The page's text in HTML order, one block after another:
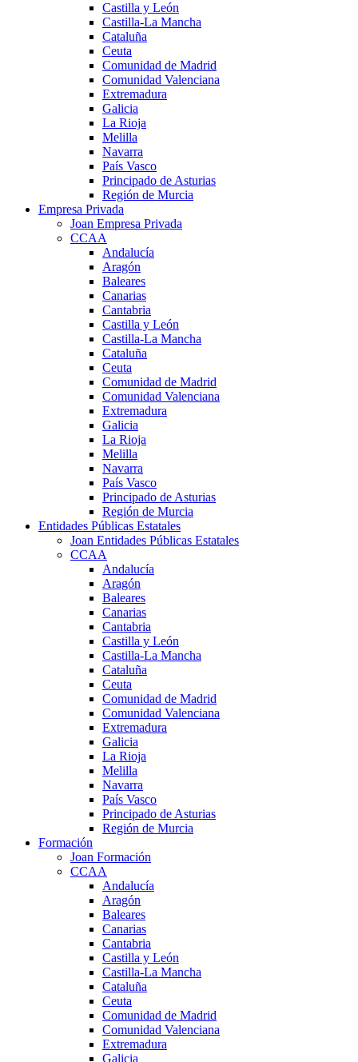
Castilla y León
Castilla-La Mancha
Cataluña
Ceuta
Comunidad de Madrid
Comunidad Valenciana
Extremadura
Galicia
La Rioja
Melilla
Navarra
País Vasco
Principado de Asturias
Región de Murcia
Empresa Privada
Joan Empresa Privada
CCAA
Andalucía
Aragón
Baleares
Canarias
Cantabria
Castilla y León
Castilla-La Mancha
Cataluña
Ceuta
Comunidad de Madrid
Comunidad Valenciana
Extremadura
Galicia
La Rioja
Melilla
Navarra
País Vasco
Principado de Asturias
Región de Murcia
Entidades Públicas Estatales
Joan Entidades Públicas Estatales
CCAA
Andalucía
Aragón
Baleares
Canarias
Cantabria
Castilla y León
Castilla-La Mancha
Cataluña
Ceuta
Comunidad de Madrid
Comunidad Valenciana
Extremadura
Galicia
La Rioja
Melilla
Navarra
País Vasco
Principado de Asturias
Región de Murcia
Formación
Joan Formación
CCAA
Andalucía
Aragón
Baleares
Canarias
Cantabria
Castilla y León
Castilla-La Mancha
Cataluña
Ceuta
Comunidad de Madrid
Comunidad Valenciana
Extremadura
Galicia